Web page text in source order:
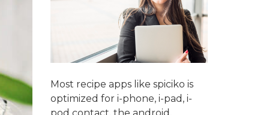
Most recipe apps like spiciko is
optimized for i-phone, i-pad, i-